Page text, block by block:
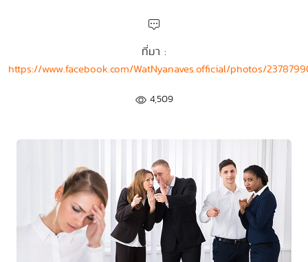
ที่มา :
https://www.facebook.com/WatNyanaves.official/photos/
4,509